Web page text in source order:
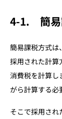
4-1. 簡易
簡易課税方式は
採用された計算
消費税を計算し
がら計算する必
そこで採用され